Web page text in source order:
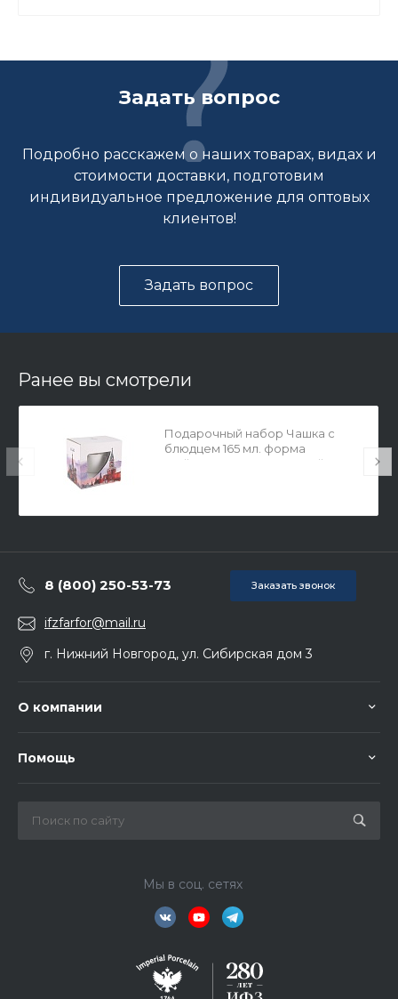
Задать вопрос
Подробно расскажем о наших товарах, видах и
стоимости доставки, подготовим
индивидуальное предложение для оптовых
клиентов!
Задать вопрос
Ранее вы смотрели
Подарочный набор Чашка с
блюдцем 165 мл. форма
Майская рисунок Золотой
8 (800) 250-53-73 Заказать звонок
ifzfarfor@mail.ru
г. Нижний Новгород, ул. Сибирская дом 3
О компании
Помощь
Мы в соц. сетях